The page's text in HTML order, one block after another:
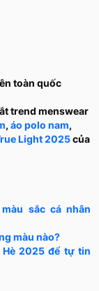
toàn quốc
trend menswear
, áo polo nam,
Light 2025của
sắc cá nhân
màu nào?
2025 để tự tin